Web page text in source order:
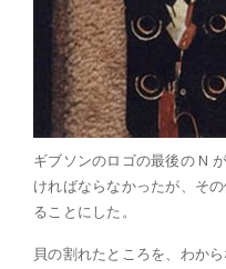
ギブソンのロゴの最後の N
ければならなかったが、そ
ることにした。
貝の割れたところを、わか